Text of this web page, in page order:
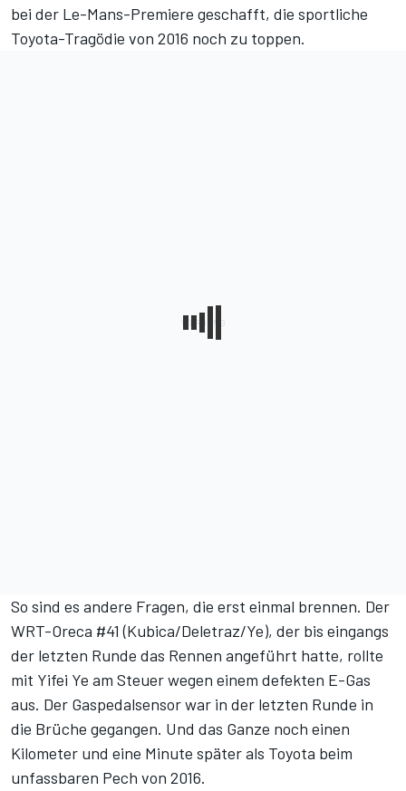
bei der Le-Mans-Premiere geschafft, die sportliche
Toyota-Tragödie von 2016 noch zu toppen.
So sind es andere Fragen, die erst einmal brennen. Der
WRT-Oreca #41 (Kubica/Deletraz/Ye), der bis eingangs
der letzten Runde das Rennen angeführt hatte, rollte
mit Yifei Ye am Steuer wegen einem defekten E-Gas
aus. Der Gaspedalsensor war in der letzten Runde in
die Brüche gegangen. Und das Ganze noch einen
Kilometer und eine Minute später als Toyota beim
unfassbaren Pech von 2016.